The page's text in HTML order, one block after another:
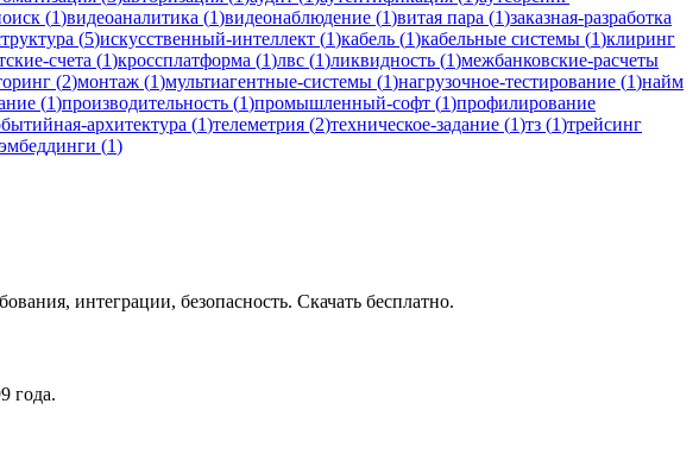
(1)видеоаналитика (1)видеонаблюдение (1)витая пара (1)заказная-разработка
(5)искусственный-интеллект (1)кабель (1)кабельные системы (1)клиринг
счета (1)кроссплатформа (1)лвс (1)ликвидность (1)межбанковские-расчеты
(2)монтаж (1)мультиагентные-системы (1)нагрузочное-тестирование (1)найм
(1)производительность (1)промышленный-софт (1)профилирование
архитектура (1)телеметрия (2)техническое-задание (1)тз (1)трейсинг
эмбеддинги (1)
интеграции, безопасность. Скачать бесплатно.
года.